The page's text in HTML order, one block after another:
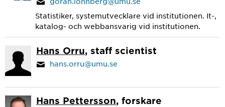
Statistiker, systemutvecklare vid institutionen. It-,
katalog- och webbansvarig vid institutionen.
Hans Orru, staff scientist
hans.orru@umu.se
Hans Pettersson, forskare